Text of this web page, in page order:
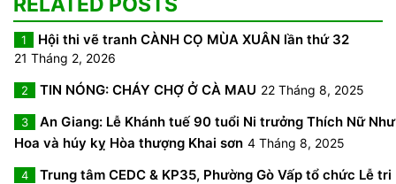
1 Hội thi vẽ tranh CÀNH CỌ MÙA XUÂN lần thứ 32
21 Tháng 2, 2026
2 TIN NÓNG: CHÁY CHỢ Ở CÀ MAU 22 Tháng 8, 2025
3
An Giang: Lễ Khánh tuế 90 tuổi Ni trưởng Thích Nữ Như
Hoa và húy kỵ Hòa thượng Khai sơn 4 Tháng 8, 2025
4
Trung tâm CEDC & KP35, Phường Gò Vấp tổ chức Lễ tri